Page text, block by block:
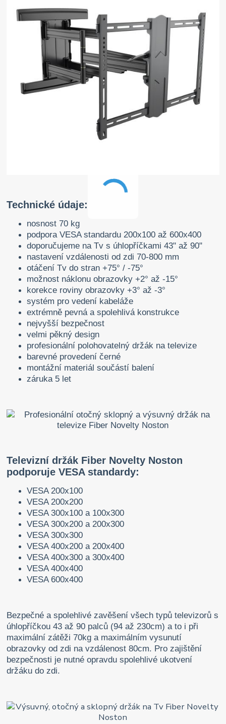
Technické údaje:
nosnost 70 kg
podpora VESA standardu 200x100 až 600x400
doporučujeme na Tv s úhlopříčkami 43" až 90"
nastavení vzdálenosti od zdi 70-800 mm
otáčení Tv do stran +75° / -75°
možnost náklonu obrazovky +2° až -15°
korekce roviny obrazovky +3° až -3°
systém pro vedení kabeláže
extrémně pevná a spolehlivá konstrukce
nejvyšší bezpečnost
velmi pěkný design
profesionální polohovatelný držák na televize
barevné provedení černé
montážní materiál součástí balení
záruka 5 let
Televizní držák Fiber Novelty Noston
podporuje VESA standardy:
VESA 200x100
VESA 200x200
VESA 300x100 a 100x300
VESA 300x200 a 200x300
VESA 300x300
VESA 400x200 a 200x400
VESA 400x300 a 300x400
VESA 400x400
VESA 600x400
Bezpečné a spolehlivé zavěšení všech typů televizorů s
úhlopříčkou 43 až 90 palců (94 až 230cm) a to i při
maximální zátěži 70kg a maximálním vysunutí
obrazovky od zdi na vzdálenost 80cm. Pro zajištění
bezpečnosti je nutné opravdu spolehlivé ukotvení
držáku do zdi.